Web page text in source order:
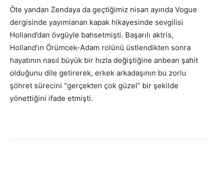
Öte yandan Zendaya da geçtiğimiz nisan ayında Vogue
dergisinde yayımlanan kapak hikayesinde sevgilisi
Holland’dan övgüyle bahsetmişti. Başarılı aktris,
Holland’ın Örümcek-Adam rolünü üstlendikten sonra
hayatının nasıl büyük bir hızla değiştiğine anbean şahit
olduğunu dile getirerek, erkek arkadaşının bu zorlu
şöhret sürecini “gerçekten çok güzel” bir şekilde
yönettiğini ifade etmişti.